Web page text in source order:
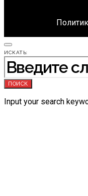
ИСКАТЬ:
ПОИСК
Input your search